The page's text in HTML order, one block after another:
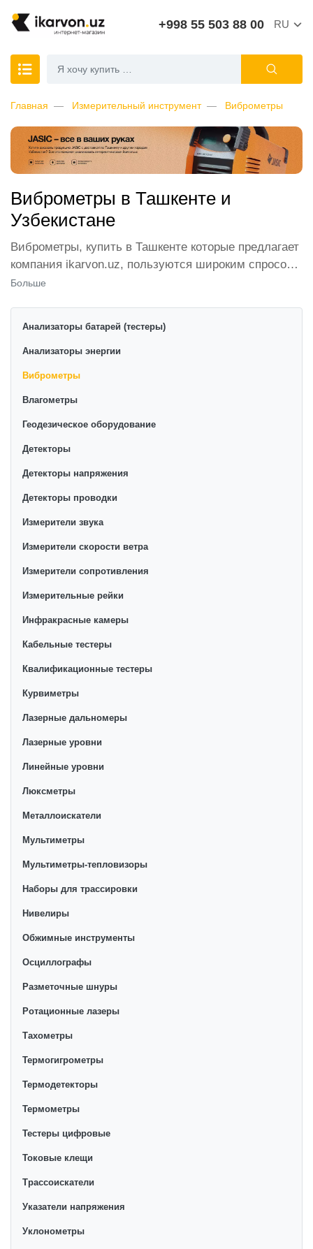
+998 55 503 88 00 RU
Главная Измерительный инструмент Виброметры
Виброметры в Ташкенте и
Узбекистане
Виброметры, купить в Ташкенте которые предлагает
компания ikarvon.uz, пользуются широким спросом
среди наших клиентов. Мы обеспечиваем лучшие
ведущими производителями и брендами, список
которых постоянно расширяется. Мы доставляем
товар в любом количестве по всей территории
стоимость, Виброметры от ikarvon.uz — это самый
широкий диапазон цен. Причем здесь представлена
Виброметры.
Больше
Анализаторы батарей (тестеры)
Анализаторы энергии
Виброметры
Влагометры
Геодезическое оборудование
Детекторы
Детекторы напряжения
Детекторы проводки
Измерители звука
Измерители скорости ветра
Измерители сопротивления
Измерительные рейки
Инфракрасные камеры
Кабельные тестеры
Квалификационные тестеры
Курвиметры
Лазерные дальномеры
Лазерные уровни
Линейные уровни
Люксметры
Металлоискатели
Мультиметры
Мультиметры-тепловизоры
Наборы для трассировки
Нивелиры
Обжимные инструменты
Осциллографы
Разметочные шнуры
Ротационные лазеры
Тахометры
Термогигрометры
Термодетекторы
Термометры
Тестеры цифровые
Токовые клещи
Трассоискатели
Указатели напряжения
Уклонометры